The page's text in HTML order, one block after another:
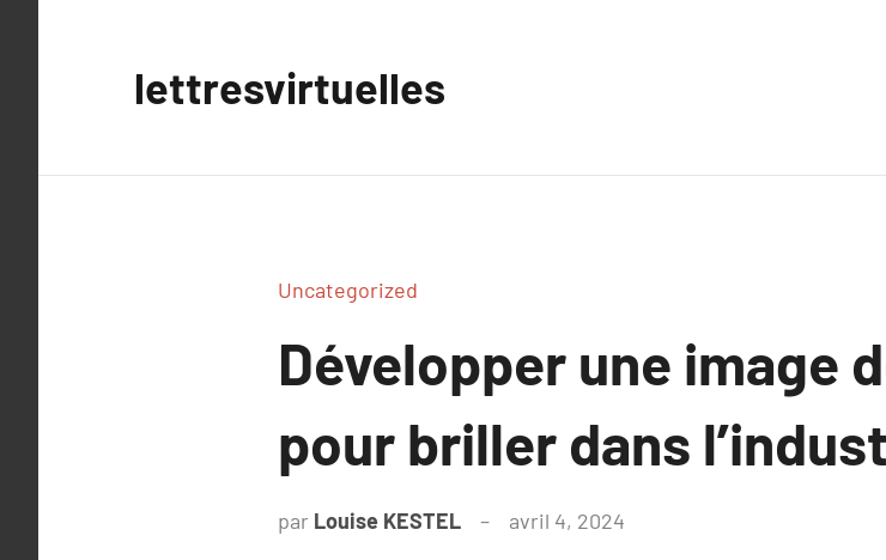
lettresvirtuelles
Uncategorized
Développer une image
pour briller dans
par Louise KESTEL avril 4, 2024